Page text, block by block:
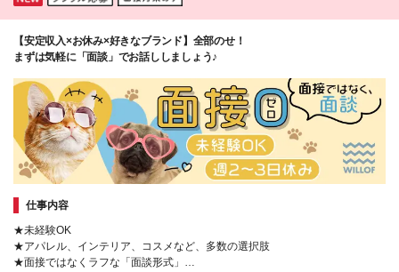
【安定収入×お休み×好きなブランド】全部のせ！
まずは気軽に「面談」でお話ししましょう♪
仕事内容
★未経験OK
★アパレル、インテリア、コスメなど、多数の選択肢
★面接ではなくラフな「面談形式」